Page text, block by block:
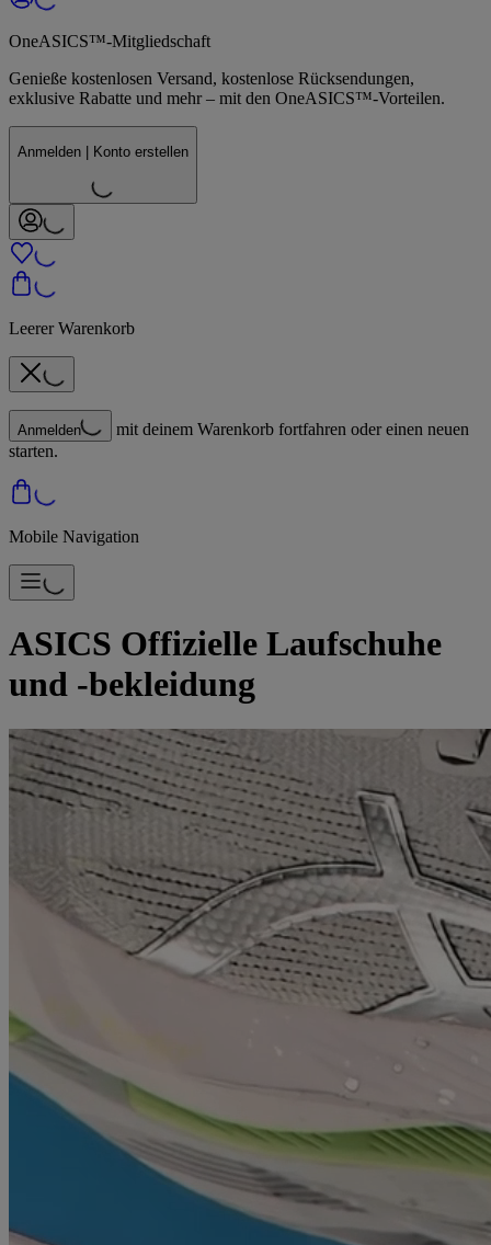
OneASICS™-Mitgliedschaft
Genieße kostenlosen Versand, kostenlose Rücksendungen,
exklusive Rabatte und mehr – mit den OneASICS™-Vorteilen.
Anmelden | Konto erstellen
Leerer Warenkorb
Anmelden
mit deinem Warenkorb fortfahren oder einen neuen
starten.
Mobile Navigation
ASICS Offizielle Laufschuhe
und -bekleidung